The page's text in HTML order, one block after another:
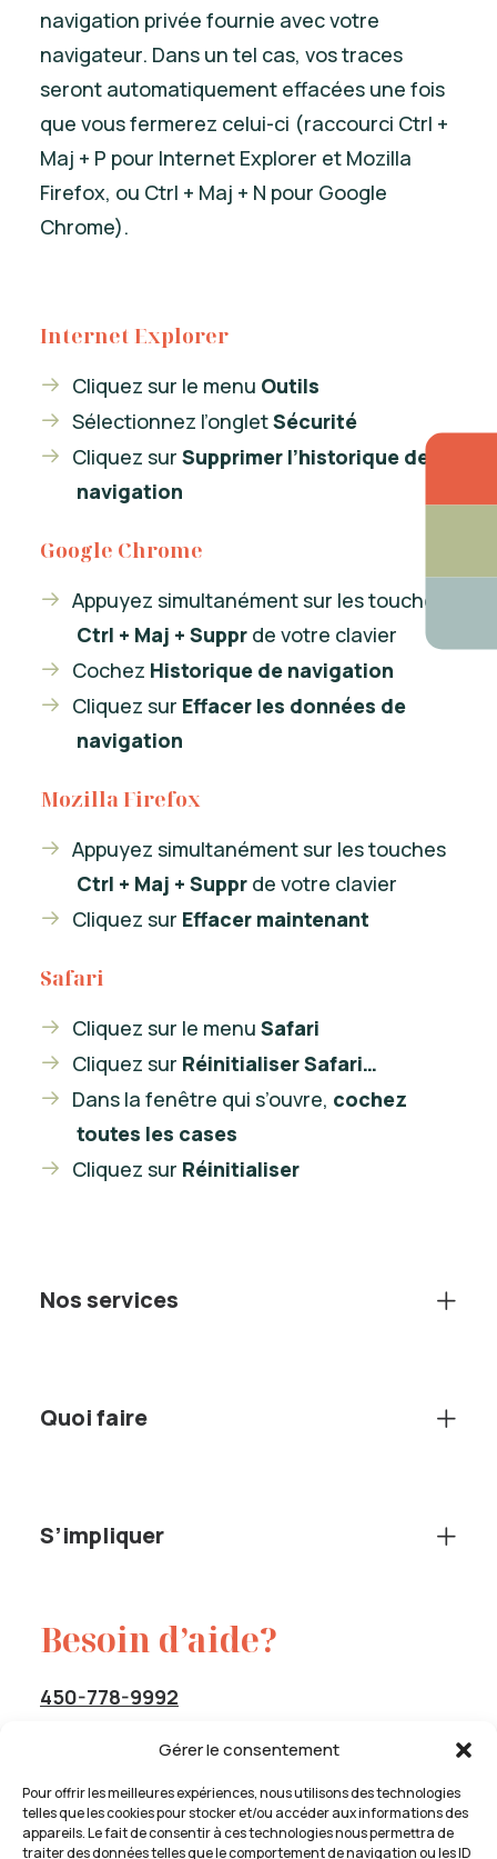
Gérer le consentement
Pour offrir les meilleures expériences, nous utilisons des technologies
telles que les cookies pour stocker et/ou accéder aux informations des
appareils. Le fait de consentir à ces technologies nous permettra de
traiter des données telles que le comportement de navigation ou les ID
navigation privée fournie avec votre
navigateur. Dans un tel cas, vos traces
seront automatiquement effacées une fois
que vous fermerez celui-ci (raccourci Ctrl +
Maj + P pour Internet Explorer et Mozilla
Firefox, ou Ctrl + Maj + N pour Google
Chrome).
Internet Explorer
Cliquez sur le menu Outils
Sélectionnez l’ongletSécurité
Cliquez sur Supprimer l’historique de
navigation
Google Chrome
Appuyez simultanément sur les touches
Ctrl + Maj + Suppr de votre clavier
Cochez Historique de navigation
Cliquez sur Effacer les données de
navigation
Mozilla Firefox
Appuyez simultanément sur les touches
Ctrl + Maj + Suppr de votre clavier
Cliquez sur Effacer maintenant
Safari
Cliquez sur le menu Safari
Cliquez sur Réinitialiser Safari…
Dans la fenêtre qui s’ouvre, cochez
toutes les cases
Cliquez sur Réinitialiser
Nos services
Quoi faire
S’impliquer
Besoin d’aide?
450-778-9992